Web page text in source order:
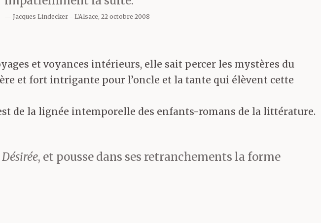
Jacques Lindecker L'Alsace, 22 octobre 2008
et voyances intérieurs, elle sait percer les mystères du
et fort intrigante pour l’oncle et la tante qui élèvent cette
de la lignée intemporelle des enfants-romans de la littérature.
Désirée, et pousse dans ses retranchements la forme